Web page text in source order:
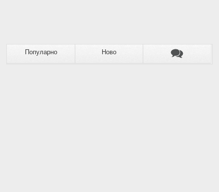
Популарно Ново